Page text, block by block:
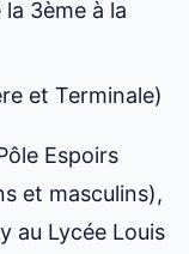
3ème à la
et Terminale)
Espoirs
et masculins),
au Lycée Louis